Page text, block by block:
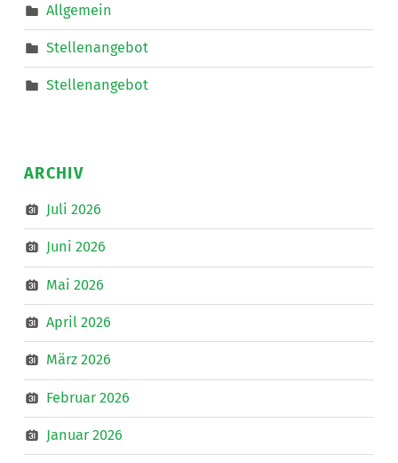
Allgemein
Stellenangebot
Stellenangebot
ARCHIV
Juli 2026
Juni 2026
Mai 2026
April 2026
März 2026
Februar 2026
Januar 2026